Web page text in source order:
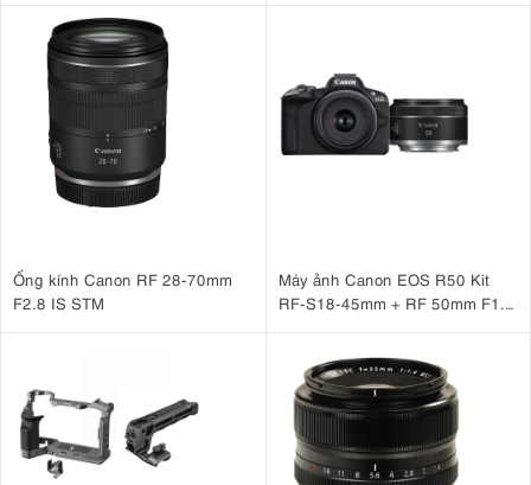
Ống kính Canon RF 28-70mm
F2.8 IS STM
Máy ảnh Canon EOS R50 Kit
RF-S18-45mm + RF 50mm F1.8